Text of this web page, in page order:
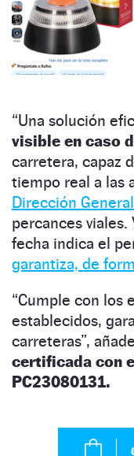
“Una solución
visible en caso
carretera, capaz
tiempo real a las
Dirección
percances viales.
fecha indica el
garantiza, de
“Cumple con los
establecidos,
carreteras”,
certificada con
PC23080131.